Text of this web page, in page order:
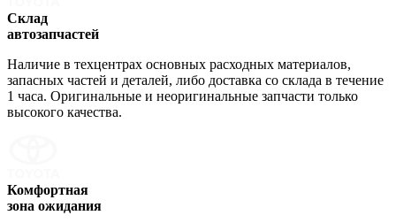
Склад
автозапчастей
Наличие в техцентрах основных расходных материалов,
запасных частей и деталей, либо доставка со склада в течение
1 часа. Оригинальные и неоригинальные запчасти только
высокого качества.
Комфортная
зона ожидания